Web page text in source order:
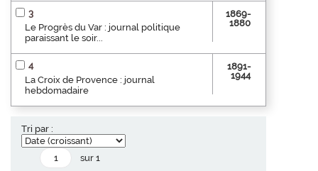
3
Le Progrès du Var : journal politique
paraissant le soir...
1869-
1880
4
La Croix de Provence : journal
hebdomadaire
1891-
1944
Tri par :
sur 1